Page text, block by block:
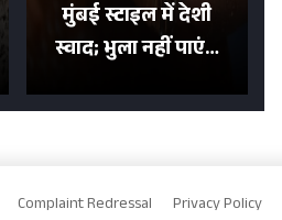
मुंबई स्टाइल में देशी
स्वाद; भुला नहीं पाएंगे
टेस्ट
Complaint Redressal Privacy Policy